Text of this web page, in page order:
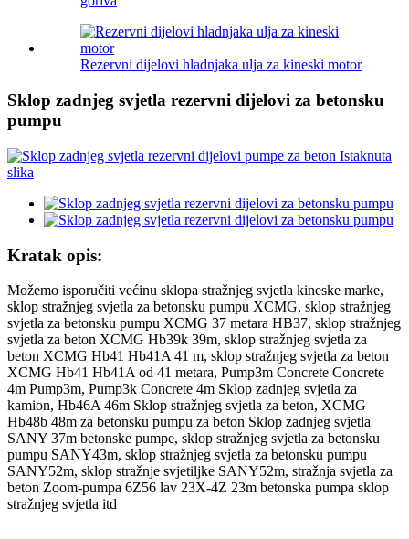
Rezervni dijelovi hladnjaka ulja za kineski motor
Sklop zadnjeg svjetla rezervni dijelovi za betonsku
pumpu
Kratak opis:
Možemo isporučiti većinu sklopa stražnjeg svjetla kineske marke,
sklop stražnjeg svjetla za betonsku pumpu XCMG, sklop stražnjeg
svjetla za betonsku pumpu XCMG 37 metara HB37, sklop stražnjeg
svjetla za beton XCMG Hb39k 39m, sklop stražnjeg svjetla za
beton XCMG Hb41 Hb41A 41 m, sklop stražnjeg svjetla za beton
XCMG Hb41 Hb41A od 41 metara, Pump3m Concrete Concrete
4m Pump3m, Pump3k Concrete 4m Sklop zadnjeg svjetla za
kamion, Hb46A 46m Sklop stražnjeg svjetla za beton, XCMG
Hb48b 48m za betonsku pumpu za beton Sklop zadnjeg svjetla
SANY 37m betonske pumpe, sklop stražnjeg svjetla za betonsku
pumpu SANY43m, sklop stražnjeg svjetla za betonsku pumpu
SANY52m, sklop stražnje svjetiljke SANY52m, stražnja svjetla za
beton Zoom-pumpa 6Z56 lav 23X-4Z 23m betonska pumpa sklop
stražnjeg svjetla itd